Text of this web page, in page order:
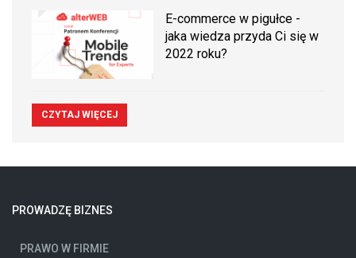
E-commerce w pigułce -
jaka wiedza przyda Ci się w
2022 roku?
CZYTAJ WIĘCEJ
PROWADZĘ BIZNES
PRAWO W FIRMIE